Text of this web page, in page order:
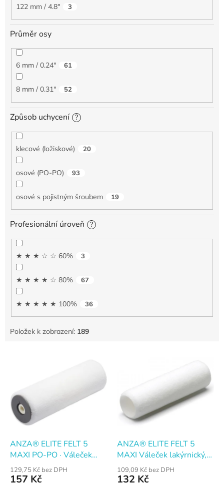
122 mm / 4.8" 3
Průměr osy
6 mm / 0.24" 61
8 mm / 0.31" 52
Způsob uchycení ?
klecové (ložiskové) 20
osové (PO-PO) 93
osové s pojistným šroubem 19
Profesionální úroveň ?
★ ★ ★ ☆ ☆ 60% 3
★ ★ ★ ★ ☆ 80% 67
★ ★ ★ ★ ★ 100% 36
Položek k zobrazení: 189
dANZA® ELITE FELT 5
MAXI PO-PO · Váleček
lakýrnický · plstěný · 25 cm
129,75 Kč bez DPH
157 Kč
ANZA® ELITE FELT 5
MAXI Váleček lakýrnický,
plstěný, 25 cm
109,09 Kč bez DPH
132 Kč